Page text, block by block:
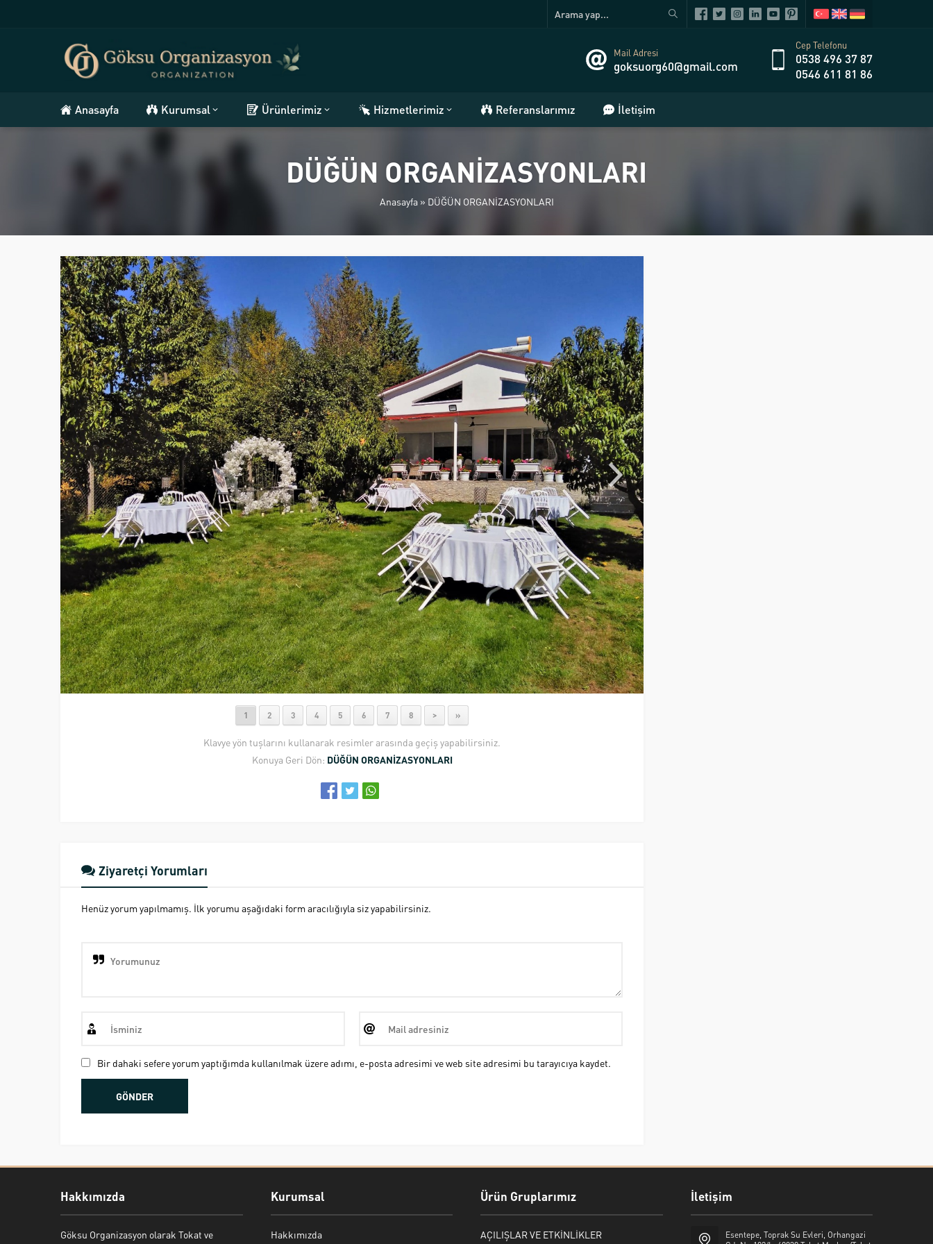
Mail Adresi
goksuorg60@gmail.com
Cep Telefonu
0538 496 37 87
0546 611 81 86
Anasayfa Kurumsal Ürünlerimiz Hizmetlerimiz Referanslarımız İletişim
DÜĞÜN ORGANİZASYONLARI
Anasayfa» DÜĞÜN ORGANİZASYONLARI
1 2 3 4 5 6 7 8 > »
Klavye yön tuşlarını kullanarak resimler arasında geçiş yapabilirsiniz.
Konuya Geri Dön: DÜĞÜN ORGANİZASYONLARI
Ziyaretçi Yorumları
Henüz yorum yapılmamış. İlk yorumu aşağıdaki form aracılığıyla siz yapabilirsiniz.
Bir dahaki sefere yorum yaptığımda kullanılmak üzere adımı, e-posta adresimi ve web site adresimi bu tarayıcıya kaydet.
Hakkımızda
Göksu Organizasyon olarak Tokat ve
Kurumsal
Hakkımızda
Ürün Gruplarımız
AÇILIŞLAR VE ETKİNLİKLER
İletişim
Esentepe, Toprak Su Evleri, Orhangazi
Bekir Kiper